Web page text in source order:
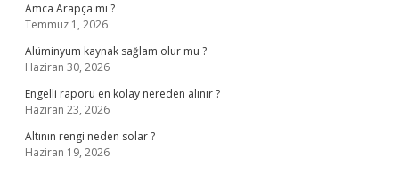
Amca Arapça mı ?
Temmuz 1, 2026
Alüminyum kaynak sağlam olur mu ?
Haziran 30, 2026
Engelli raporu en kolay nereden alınır ?
Haziran 23, 2026
Altının rengi neden solar ?
Haziran 19, 2026